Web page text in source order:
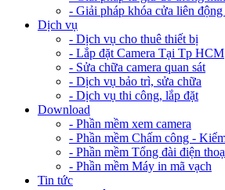
- Giải pháp khóa cửa liên động
Dịch vụ
- Dịch vụ cho thuê thiết bị
- Lắp đặt Camera Tại Tp HCM
- Sửa chữa camera quan sát
- Dịch vụ bảo trì, sửa chữa
- Dịch vụ thi công, lắp đặt
Download
- Phần mềm xem camera
- Phần mềm Chấm công -
- Phần mềm Tổng đài điện
- Phần mềm Máy in mã vạch
Tin tức